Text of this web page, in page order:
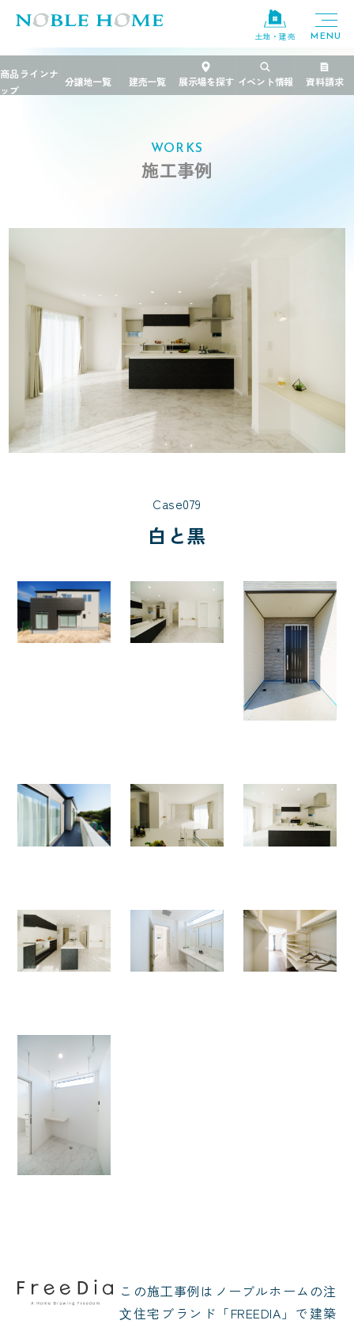
土地・建売
> >茨城県 白と黒
WORKS
施工事例
Case079
白と黒
この施⼯事例はノーブルホームの注
⽂住宅ブランド「FREEDIA」で建築